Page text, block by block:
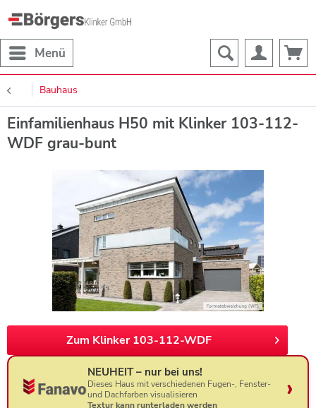
Menü
Bauhaus
Einfamilienhaus H50 mit Klinker 103-112-
WDF grau-bunt
Zum Klinker 103-112-WDF
NEUHEIT – nur bei uns!
Dieses Haus mit verschiedenen Fugen-, Fenster-
und Dachfarben visualisieren
Textur kann runterladen werden